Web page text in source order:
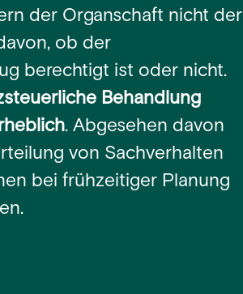
der Organschaft nicht der
ob der
berechtigt ist oder nicht.
Behandlung
. Abgesehen davon
von Sachverhalten
bei frühzeitiger Planung